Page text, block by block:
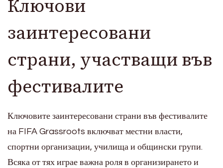
Ключови
заинтересовани
страни, участващи във
фестивалите
Ключовите заинтересовани страни във фестивалите
на FIFA Grassroots включват местни власти,
спортни организации, училища и общински групи.
Всяка от тях играе важна роля в организирането и